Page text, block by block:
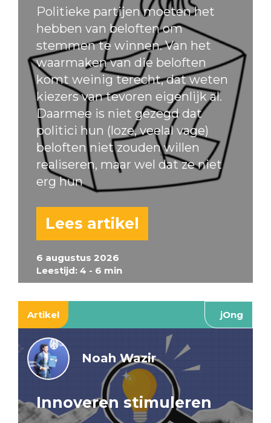
6 augustus 2026
Leestijd: 4 - 6 min
Politieke partijen moeten het
hebben van beloften om
stemmen te winnen. Van het
waarmaken van die beloften
komt weinig terecht, dat weten
kiezers van tevoren eigenlijk al.
Daarmee is niet gezegd dat
politici hun (loze, veelal vage)
beloften niet zouden willen
realiseren, maar wel dat ze niet
erg hun
Lees artikel
Artikel jOng
Noah Wazir
Innoveren stimuleren